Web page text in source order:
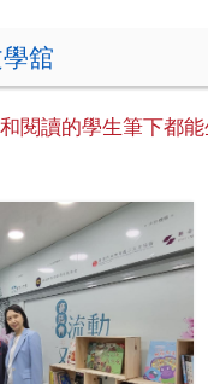
舘
閱讀的學生筆下都